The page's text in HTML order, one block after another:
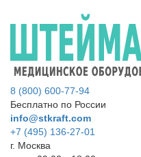
8 (800) 600-77-94
Бесплатно по России
info@stkraft.com
+7 (495) 136-27-01
г. Москва